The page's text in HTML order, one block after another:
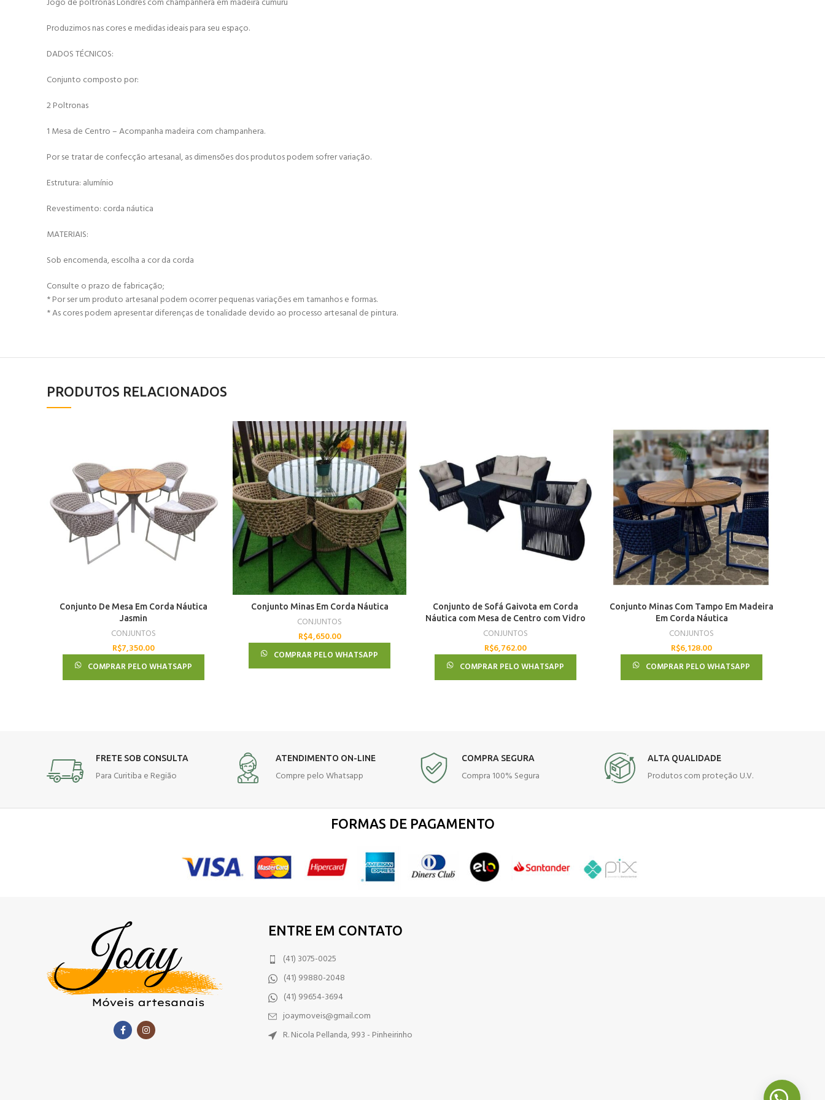
Produzimos nas cores e medidas ideais para seu espaço.
DADOS TÉCNICOS:
Conjunto composto por:
2 Poltronas
1 Mesa de Centro – Acompanha madeira com champanhera.
Por se tratar de confecção artesanal, as dimensões dos produtos podem sofrer variação.
Estrutura: alumínio
Revestimento: corda náutica
MATERIAIS:
Sob encomenda, escolha a cor da corda
Consulte o prazo de fabricação;
* Por ser um produto artesanal podem ocorrer pequenas variações em tamanhos e formas.
* As cores podem apresentar diferenças de tonalidade devido ao processo artesanal de pintura.
PRODUTOS RELACIONADOS
Conjunto De Mesa Em Corda Náutica
Jasmin
CONJUNTOS
R$7,350.00
COMPRAR PELO WHATSAPP
Conjunto Minas Em Corda Náutica
CONJUNTOS
R$4,650.00
COMPRAR PELO WHATSAPP
Conjunto de Sofá Gaivota em Corda
Náutica com Mesa de Centro com Vidro
CONJUNTOS
R$6,762.00
COMPRAR PELO WHATSAPP
Conjunto Minas Com Tampo Em Madeira
Em Corda Náutica
CONJUNTOS
R$6,128.00
COMPRAR PELO WHATSAPP
FRETE SOB CONSULTA
Para Curitiba e Região
ATENDIMENTO ON-LINE
Compre pelo Whatsapp
COMPRA SEGURA
Compra 100% Segura
ALTA QUALIDADE
Produtos com proteção U.V.
FORMAS DE PAGAMENTO
ENTRE EM CONTATO
(41) 3075-0025
(41) 99880-2048
(41) 99654-3694
joaymoveis@gmail.com
R. Nicola Pellanda, 993 - Pinheirinho